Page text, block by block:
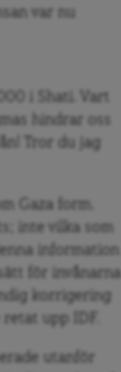
var nu
i Shati. Vart
hindrar oss
Tror du jag
Gaza form.
inte vilka som
information
för invånarna
korrigering
upp IDF.
utanför